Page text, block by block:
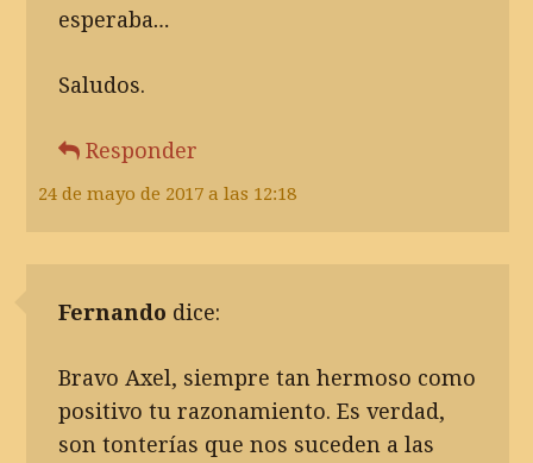
24 de mayo de 2017 a las 12:18
esperaba…
Saludos.
Responder
Fernando dice:
Bravo Axel, siempre tan hermoso como
positivo tu razonamiento. Es verdad,
son tonterías que nos suceden a las